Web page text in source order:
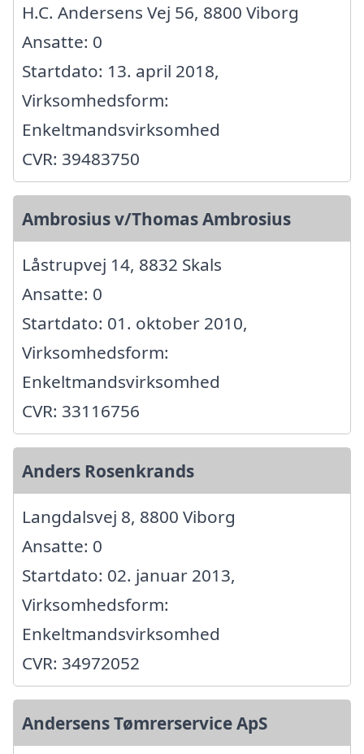
H.C. Andersens Vej 56, 8800 Viborg
Ansatte: 0
Startdato: 13. april 2018,
Virksomhedsform:
Enkeltmandsvirksomhed
CVR: 39483750
Ambrosius v/Thomas Ambrosius
Låstrupvej 14, 8832 Skals
Ansatte: 0
Startdato: 01. oktober 2010,
Virksomhedsform:
Enkeltmandsvirksomhed
CVR: 33116756
Anders Rosenkrands
Langdalsvej 8, 8800 Viborg
Ansatte: 0
Startdato: 02. januar 2013,
Virksomhedsform:
Enkeltmandsvirksomhed
CVR: 34972052
Andersens Tømrerservice ApS